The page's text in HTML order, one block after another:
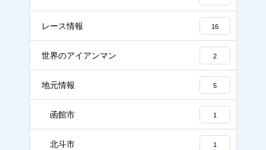
レース情報 16
世界のアイアンマン 2
地元情報 5
函館市 1
北斗市 1